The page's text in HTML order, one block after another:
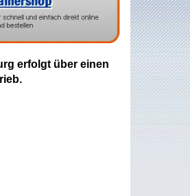
erfolgt über einen